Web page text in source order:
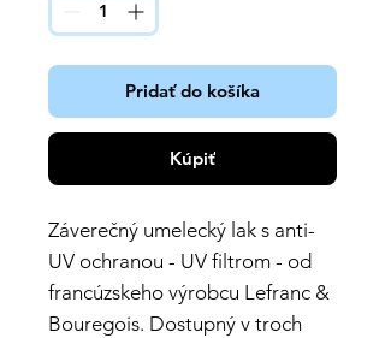
Pridať do košíka
Kúpiť
Záverečný umelecký lak s anti-
UV ochranou - UV filtrom - od
francúzskeho výrobcu Lefranc &
Bouregois. Dostupný v troch